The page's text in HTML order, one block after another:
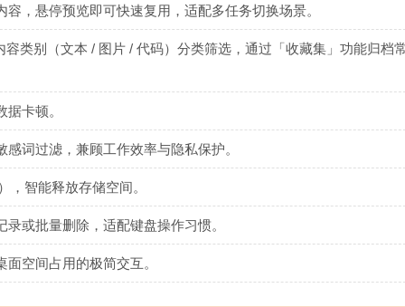
，悬停预览即可快速复用，适配多任务切换场景。
类别（文本 / 图片 / 代码）分类筛选，通过「收藏集」功能归档
卡顿。
词过滤，兼顾工作效率与隐私保护。
，智能释放存储空间。
或批量删除，适配键盘操作习惯。
空间占用的极简交互。